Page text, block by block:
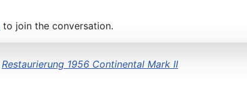
to join the conversation.
Restaurierung 1956 Continental Mark II